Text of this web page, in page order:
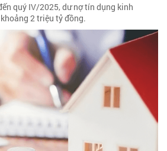
quý IV/2025, dư nợ tín dụng kinh
2 triệu tỷ đồng.